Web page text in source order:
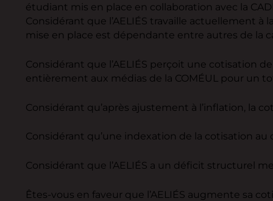
étudiant mis en place en collaboration avec la
Considérant que l’AELIÉS travaille actuellement
mise en place est dépendante entre autres de la
Considérant que l’AELIÉS perçoit une cotisation
entièrement aux médias de la COMÉUL pour un
Considérant qu’après ajustement à l’inflation, la
Considérant qu’une indexation de la cotisation au
Considérant que l’AELIÉS a un déficit structurel
Êtes-vous en faveur que l’AELIÉS augmente sa